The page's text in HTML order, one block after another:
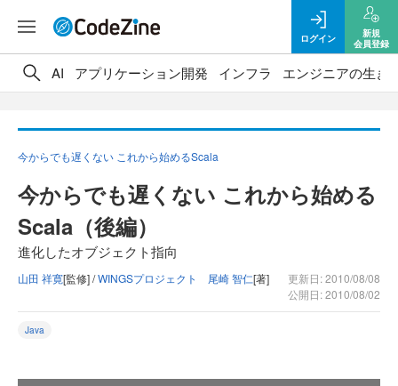
ログイン
新規
会員登録
AI アプリケーション開発 インフラ エンジニアの生き
今からでも遅くない これから始めるScala
今からでも遅くない これから始める
Scala（後編）
進化したオブジェクト指向
山田 祥寛[監修] /WINGSプロジェクト 尾崎 智仁[著]
更新日: 2010/08/08
公開日: 2010/08/02
Java